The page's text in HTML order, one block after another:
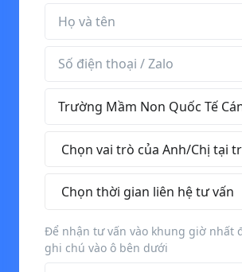
Để nhận tư vấn vào khung giờ nhất
ghi chú vào ô bên dưới